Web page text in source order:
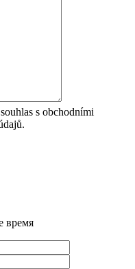
s obchodními
время